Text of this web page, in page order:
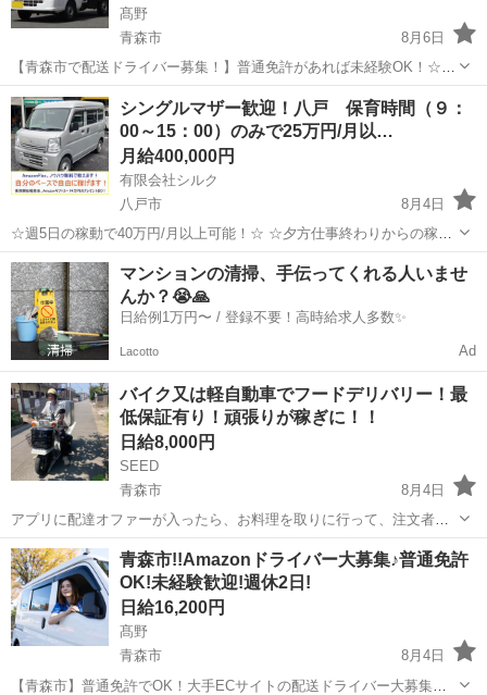
髙野
青森市
8月6日
【青森市で配送ドライバー募集！】普通免許があれば未経験OK！☆軽
貨物で稼ぐチャンス☆ 大手企業との提携で【安定した仕事量】が魅
力！個人宅や企業への小口配送をお任せします♪荷物は軽量なので、体
力に自信がない方や女性も活躍中→...
青森 青森市 ドライバー Amazon
シングルマザー歓迎！八戸 保育時間（９：
00～15：00）のみで25万円/月以…
月給400,000円
有限会社シルク
八戸市
8月4日
☆週5日の稼動で40万円/月以上可能！☆ ☆夕方仕事終わりからの稼
働、休日の稼動で20万円/月以上可能！☆ ☆雇われない働き方、自由な
スタイルでの働き方を【Amazon Flex】で始めましょう！☆ 個人事業
主とし...
青森 八戸市 Amazon
マンションの清掃、手伝ってくれる人いませ
んか？😭🙏
日給例1万円〜 / 登録不要！高時給求人多数✨
Lacotto Ad
バイク又は軽自動車でフードデリバリー！最
低保証有り！頑張りが稼ぎに！！
日給8,000円
SEED
青森市
8月4日
アプリに配達オファーが入ったら、お料理を取りに行って、注文者に
配達をするお仕事です。 現金の取り扱いは有りません。 勤務時間は11
時〜15時と17時~21時の計8時間 ・日給保証¥8000(10件まで)+インセン
ティブ...
青森 青森市 ドライバー 1件
青森市!!Amazonドライバー大募集♪普通免許
OK!未経験歓迎!週休2日!
日給16,200円
髙野
青森市
8月4日
【青森市】普通免許でOK！大手ECサイトの配送ドライバー大募集！✨